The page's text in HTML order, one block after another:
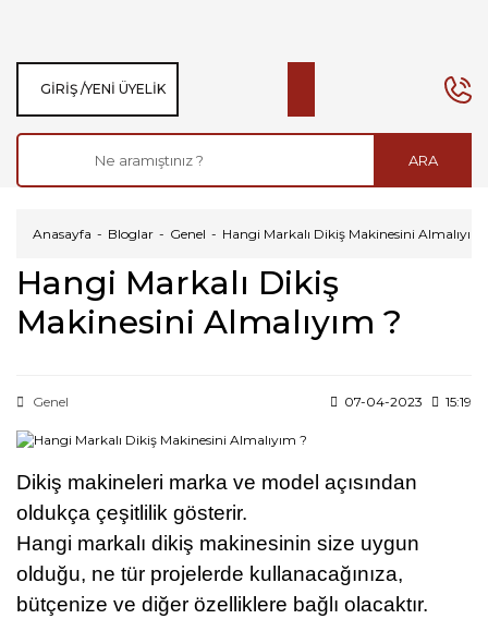
ARA
GIRIŞ /YENI ÜYELIK
Anasayfa Bloglar Genel Hangi Markalı Dikiş Makinesini Almalıyım
Hangi Markalı Dikiş
Makinesini Almalıyım ?
Genel 07-04-2023 15:19
Dikiş makineleri marka ve model açısından
oldukça çeşitlilik gösterir.
Hangi markalı dikiş makinesinin size uygun
olduğu, ne tür projelerde kullanacağınıza,
bütçenize ve diğer özelliklere bağlı olacaktır.